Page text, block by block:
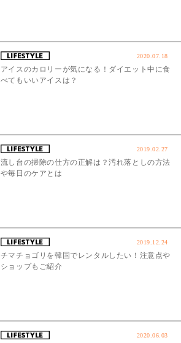
2020.07.18
アイスのカロリーが気になる！ダイエット中に食
べてもいいアイスは？
2019.02.27
流し台の掃除の仕方の正解は？汚れ落としの方法
や毎日のケアとは
2019.12.24
チマチョゴリを韓国でレンタルしたい！注意点や
ショップもご紹介
2020.06.03